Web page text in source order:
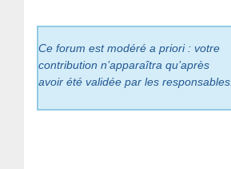
Ce forum est modéré a priori : votre
contribution n’apparaîtra qu’après
avoir été validée par les responsables.